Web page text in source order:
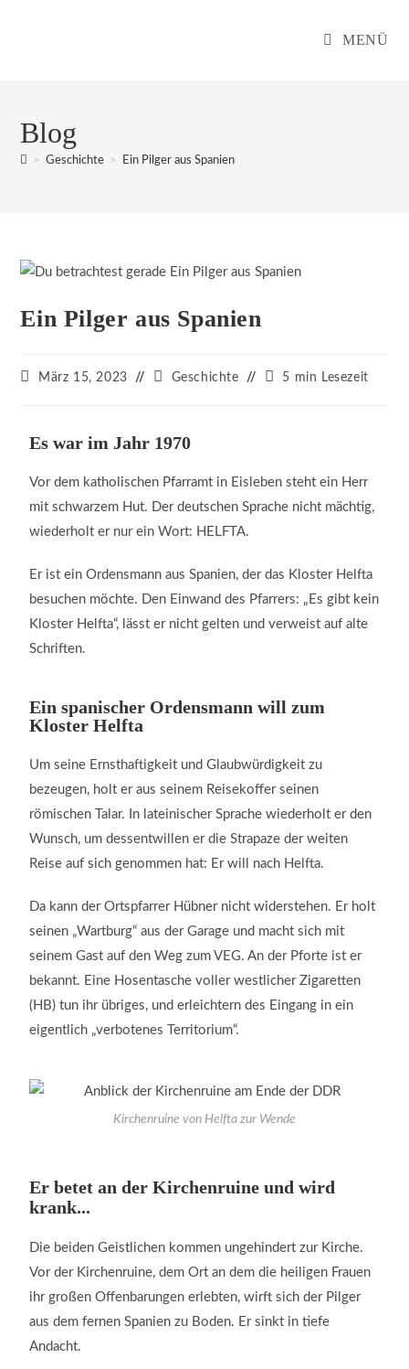
MENÜ
Blog
> Geschichte > Ein Pilger aus Spanien
Ein Pilger aus Spanien
März 15, 2023 Geschichte 5 min Lesezeit
Es war im Jahr 1970
Vor dem katholischen Pfarramt in Eisleben steht ein Herr
mit schwarzem Hut. Der deutschen Sprache nicht mächtig,
wiederholt er nur ein Wort: HELFTA.
Er ist ein Ordensmann aus Spanien, der das Kloster Helfta
besuchen möchte. Den Einwand des Pfarrers: „Es gibt kein
Kloster Helfta“, lässt er nicht gelten und verweist auf alte
Schriften.
Ein spanischer Ordensmann will zum
Kloster Helfta
Um seine Ernsthaftigkeit und Glaubwürdigkeit zu
bezeugen, holt er aus seinem Reisekoffer seinen
römischen Talar. In lateinischer Sprache wiederholt er den
Wunsch, um dessentwillen er die Strapaze der weiten
Reise auf sich genommen hat: Er will nach Helfta.
Da kann der Ortspfarrer Hübner nicht widerstehen. Er holt
seinen „Wartburg“ aus der Garage und macht sich mit
seinem Gast auf den Weg zum VEG. An der Pforte ist er
bekannt. Eine Hosentasche voller westlicher Zigaretten
(HB) tun ihr übriges, und erleichtern des Eingang in ein
eigentlich „verbotenes Territorium“.
Kirchenruine von Helfta zur Wende
Er betet an der Kirchenruine und wird
krank...
Die beiden Geistlichen kommen ungehindert zur Kirche.
Vor der Kirchenruine, dem Ort an dem die heiligen Frauen
ihr großen Offenbarungen erlebten, wirft sich der Pilger
aus dem fernen Spanien zu Boden. Er sinkt in tiefe
Andacht.